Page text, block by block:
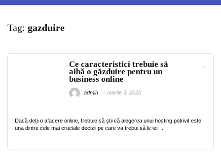
Tag: gazduire
Ce caracteristici trebuie să
aibă o găzduire pentru un
business online
admin martie 3, 2020
Dacă deții o afacere online, trebuie să știi că alegerea unui hosting potrivit este
una dintre cele mai cruciale decizii pe care va trebui să le iei. ...